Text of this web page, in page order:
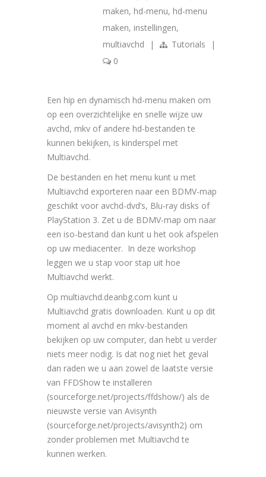
maken, hd-menu, hd-menu
maken, instellingen,
multiavchd
| Tutorials
|
0
Een hip en dynamisch hd-menu maken om
op een overzichtelijke en snelle wijze uw
avchd, mkv of andere hd-bestanden te
kunnen bekijken, is kinderspel met
Multiavchd.
De bestanden en het menu kunt u met
Multiavchd exporteren naar een BDMV-map
geschikt voor avchd-dvd’s, Blu-ray disks of
PlayStation 3. Zet u de BDMV-map om naar
een iso-bestand dan kunt u het ook afspelen
op uw mediacenter. In deze workshop
leggen we u stap voor stap uit hoe
Multiavchd werkt.
Op multiavchd.deanbg.com kunt u
Multiavchd gratis downloaden. Kunt u op dit
moment al avchd en mkv-bestanden
bekijken op uw computer, dan hebt u verder
niets meer nodig. Is dat nog niet het geval
dan raden we u aan zowel de laatste versie
van FFDShow te installeren
(sourceforge.net/projects/ffdshow/) als de
nieuwste versie van Avisynth
(sourceforge.net/projects/avisynth2) om
zonder problemen met Multiavchd te
kunnen werken.